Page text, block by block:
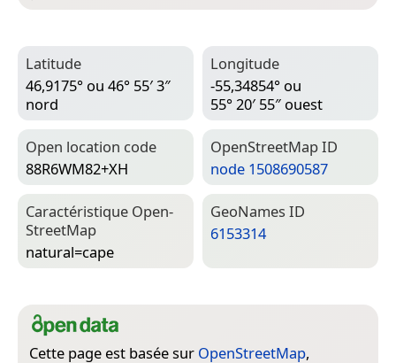
Latitude
46,9175° ou 46° 55′ 3″
nord
Longitude
-55,34854° ou
55° 20′ 55″ ouest
Open location code
88R6WM82+XH
Open­Street­Map ID
node 1508690587
Caractéristique Open­
Street­Map
natural=­cape
Geo­Names ID
6153314
Cette page est basée sur OpenStreetMap,